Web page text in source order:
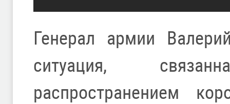
Генерал армии
ситуация,
распространением